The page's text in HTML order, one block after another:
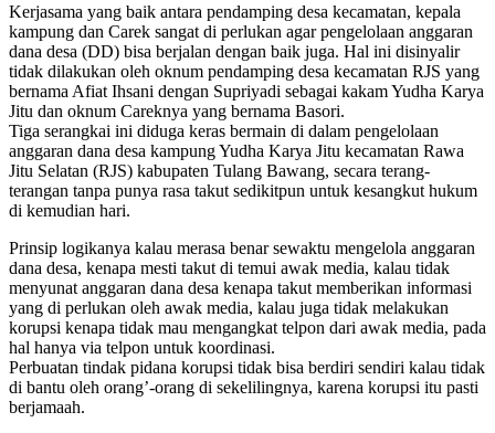
Kerjasama yang baik antara pendamping desa kecamatan, kepala
kampung dan Carek sangat di perlukan agar pengelolaan anggaran
dana desa (DD) bisa berjalan dengan baik juga. Hal ini disinyalir
tidak dilakukan oleh oknum pendamping desa kecamatan RJS yang
bernama Afiat Ihsani dengan Supriyadi sebagai kakam Yudha Karya
Jitu dan oknum Careknya yang bernama Basori.
Tiga serangkai ini diduga keras bermain di dalam pengelolaan
anggaran dana desa kampung Yudha Karya Jitu kecamatan Rawa
Jitu Selatan (RJS) kabupaten Tulang Bawang, secara terang-
terangan tanpa punya rasa takut sedikitpun untuk kesangkut hukum
di kemudian hari.
Prinsip logikanya kalau merasa benar sewaktu mengelola anggaran
dana desa, kenapa mesti takut di temui awak media, kalau tidak
menyunat anggaran dana desa kenapa takut memberikan informasi
yang di perlukan oleh awak media, kalau juga tidak melakukan
korupsi kenapa tidak mau mengangkat telpon dari awak media, pada
hal hanya via telpon untuk koordinasi.
Perbuatan tindak pidana korupsi tidak bisa berdiri sendiri kalau tidak
di bantu oleh orang’-orang di sekelilingnya, karena korupsi itu pasti
berjamaah.